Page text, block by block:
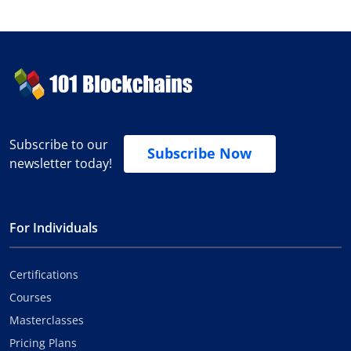
Subscribe to our
newsletter today!
Subscribe Now
For Individuals
Certifications
Courses
Masterclasses
Pricing Plans